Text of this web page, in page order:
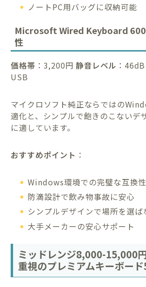
ノートPC用バッグに収納可能
Microsoft Wired Keyboard 600
性
価格帯 ：3,200円静音レベル ：
USB
マイクロソフト純正ならではの
適化と、シンプルで飽きのこないデ
に適しています。
おすすめポイント ：
Windows環境での完璧な互換性
防滴設計で飲み物事故に安心
シンプルデザインで場所を選ば
大手メーカーの安心サポート
ミッドレンジ8,000-15,000
重視のプレミアムキーボー